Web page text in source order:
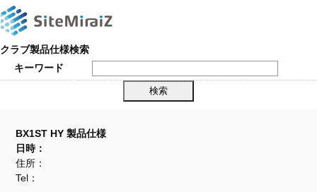
クラブ製品仕様検索
キーワード
BX1ST HY 製品仕様
日時：
住所：
Tel：